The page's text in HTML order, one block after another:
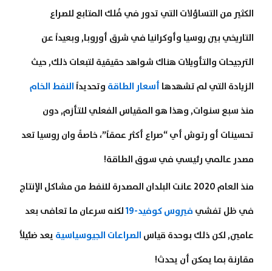
الكثير من التساؤلات التي تدور في فُلك المتابع للصراع
التاريخي بين روسيا وأوكرانيا في شرق أوروبا, وبعيداً عن
الترجيحات والتأويلات هناك شواهد حقيقية لتبعات ذلك, حيث
الزيادة التي لم تشهدها أسعار الطاقة وتحديداً النفط الخام
منذ سبع سنوات, وهذا هو المقياس الفعلي للتأزم, دون
تحسينات أو رتوش أي “صراع أكثر عمقاً”، خاصةً وان روسيا تعد
مصدر عالمي رئيسي في سوق الطاقة!
منذ العام 2020 عانت البلدان المصدرة للنفط من مشاكل الإنتاج
في ظل تفشي فيروس كوفيد-19
لكنه سرعان ما تعافى بعد
عامين, لكن ذلك بوحدة قياس الصراعات الجيوسياسية يعد ضئيلاً
مقارنة بما يمكن أن يحدث!